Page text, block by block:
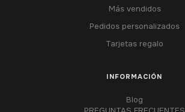
Más vendidos
Pedidos personalizados
Tarjetas regalo
INFORMACIÓN
Blog